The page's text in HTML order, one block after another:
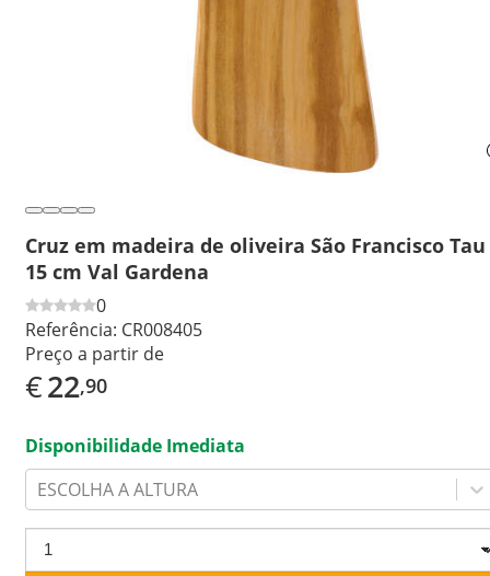
Cruz em madeira de oliveira São Francisco Tau
15 cm Val Gardena
0
Referência: CR008405
Preço a partir de
€22,90
Disponibilidade Imediata
ESCOLHA A ALTURA